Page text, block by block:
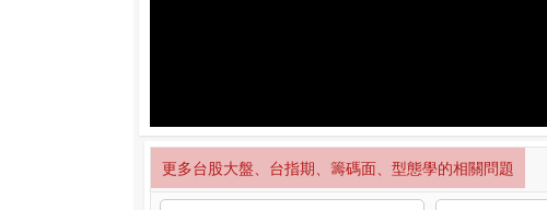
更多台股大盤、台指期、籌碼面、型態學的相關問題